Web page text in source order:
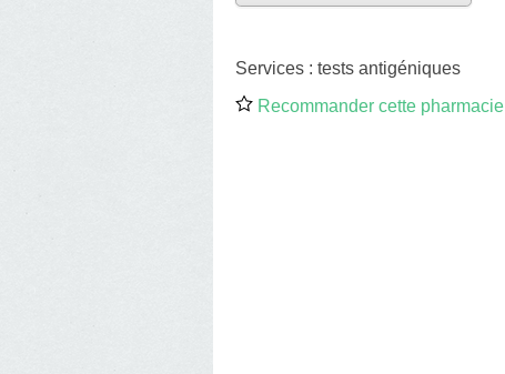
Services : tests antigéniques
Recommander cette pharmacie